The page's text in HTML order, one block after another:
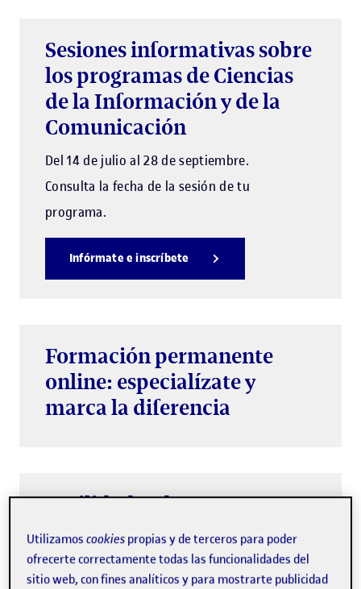
Sesiones informativas sobre
los programas de Ciencias
de la Información y de la
Comunicación
Del 14 de julio al 28 de septiembre.
Consulta la fecha de la sesión de tu
programa.
Infórmate e inscríbete
Formación permanente
online: especialízate y
marca la diferencia
Facilidades de pago
Fracciona en cuotas tu formación
permanente.
Utilizamoscookies propias y de terceros para poder
ofrecerte correctamente todas las funcionalidades del
sitio web, con fines analíticos y para mostrarte publicidad